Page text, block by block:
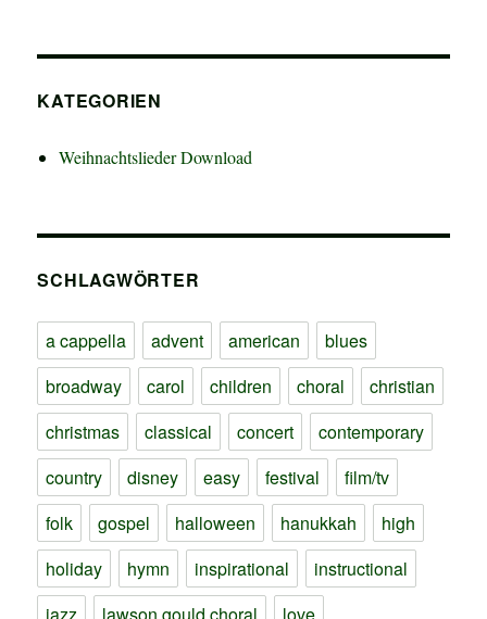
KATEGORIEN
Weihnachtslieder Download
SCHLAGWÖRTER
a cappella advent american
blues
broadway
carol children choral
christian
christmas
classical concert
contemporary
country
disney easy festival
film/tv
folk
gospel halloween hanukkah
high
holiday
hymn inspirational
instructional